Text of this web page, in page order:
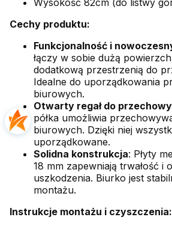
Cechy produktu:
Funkcjonalność i
łączy w sobie dużą
dodatkową przestrzenią do
Idealne do uporządkowania
biurowych.
Otwarty regał do
półka umożliwia
biurowych. Dzięki niej
uporządkowane.
Solidna konstrukcja: Płyty
18 mm zapewniają trwałość i
uszkodzenia. Biurko jest
montażu.
Instrukcje montażu i czyszczenia: